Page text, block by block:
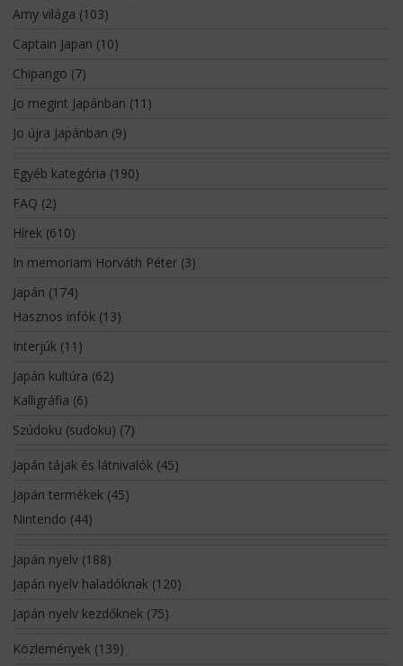
Amy világa (103)
Captain Japan (10)
Chipango (7)
Jo megint Japánban (11)
Jo újra Japánban (9)
Egyéb kategória (190)
FAQ (2)
Hírek(610)
In memoriam Horváth Péter(3)
Japán (174)
Hasznos infók(13)
Interjúk(11)
Japán kultúra (62)
Kalligráfia (6)
Szúdoku (sudoku) (7)
Japán tájak és látnivalók(45)
Japán termékek(45)
Nintendo (44)
Japán nyelv(188)
Japán nyelv haladóknak(120)
Japán nyelv kezdőknek(75)
Közlemények(139)